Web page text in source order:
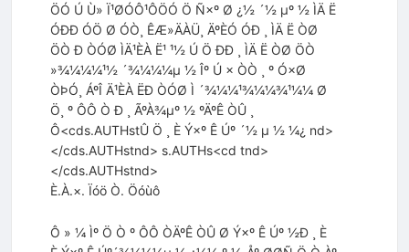
ÖÓ Ú Ù» Ï¹ØÓÔ¹ÔÖÓ Ö Ñ×º Ø ¿½ ´½ µº ½ ÌÄ Ë
ÓÐÐ ÓÖ Ø ÓÒ¸ ÊÆ»ÄÀÜ¸ ÄºÈÓ ÓÐ ¸ ÌÄ Ë ÒØ
ÖÒ Ð ÒÓØ ÌÄ¹ÈÀ Ë¹ ¹½ Ú Ö ÐÐ ¸ ÌÄ Ë ÒØ ÖÒ
»¾¼¼¼¹½ ´¾¼¼¼µ ½ Îº Ú × ÒÒ ¸ º Ó×Ø
ÒÞÓ¸ ÁºÎ Ä¹ÈÀ ËÐ ÒÓØ Ì ´¾¼¼¹¾¼¼¾¹¼¼ Ø
Ö¸ º ÔÔ Ò Ð ¸ ÃºÀ¾µº ½ ºÄºÊ ÒÛ ¸
Ô<cds.AUTHstÛ Ö ¸ È Ý×º Ê Úº ´½ µ ½ ¼¿ nd>
</cds.AUTHstnd> s.AUTHs<cd tnd>
</cds.AUTHstnd>
È.À.×. Ïóö Ò. Öóùô
Ô » ¼ Ìº Ö Ò º ÔÔ ÒÄºÊ ÒÛ Ø Ý×º Ê Úº ½Ð ¸ È